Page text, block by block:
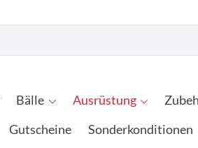
Bälle Ausrüstung
Gutscheine Sonderkonditionen